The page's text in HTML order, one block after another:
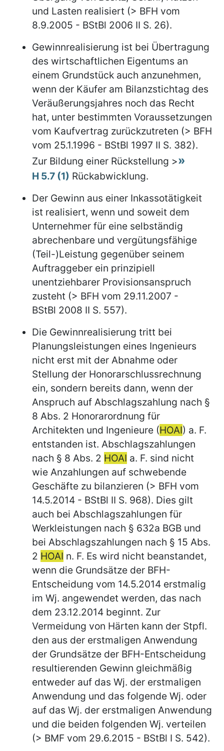
und Lasten realisiert (> BFH vom
8.9.2005 - BStBl 2006 II S. 26).
Gewinnrealisierung ist bei Übertragung
des wirtschaftlichen Eigentums an
einem Grundstück auch anzunehmen,
wenn der Käufer am Bilanzstichtag des
Veräußerungsjahres noch das Recht
hat, unter bestimmten Voraussetzungen
vom Kaufvertrag zurückzutreten (> BFH
vom 25.1.1996 - BStBl 1997 II S. 382).
Zur Bildung einer Rückstellung >
H 5.7 (1) Rückabwicklung.
Der Gewinn aus einer Inkassotätigkeit
ist realisiert, wenn und soweit dem
Unternehmer für eine selbständig
abrechenbare und vergütungsfähige
(Teil-)Leistung gegenüber seinem
Auftraggeber ein prinzipiell
unentziehbarer Provisionsanspruch
zusteht (> BFH vom 29.11.2007 -
BStBl 2008 II S. 557).
Die Gewinnrealisierung tritt bei
Planungsleistungen eines Ingenieurs
nicht erst mit der Abnahme oder
Stellung der Honorarschlussrechnung
ein, sondern bereits dann, wenn der
Anspruch auf Abschlagszahlung nach §
8 Abs. 2 Honorarordnung für
Architekten und Ingenieure (HOAI) a. F.
entstanden ist. Abschlagszahlungen
nach § 8 Abs. 2 HOAI a. F. sind nicht
wie Anzahlungen auf schwebende
Geschäfte zu bilanzieren (> BFH vom
14.5.2014 - BStBl II S. 968). Dies gilt
auch bei Abschlagszahlungen für
Werkleistungen nach § 632a BGB und
bei Abschlagszahlungen nach § 15 Abs.
2 HOAI n. F. Es wird nicht beanstandet,
wenn die Grundsätze der BFH-
Entscheidung vom 14.5.2014 erstmalig
im Wj. angewendet werden, das nach
dem 23.12.2014 beginnt. Zur
Vermeidung von Härten kann der Stpfl.
den aus der erstmaligen Anwendung
der Grundsätze der BFH-Entscheidung
resultierenden Gewinn gleichmäßig
entweder auf das Wj. der erstmaligen
Anwendung und das folgende Wj. oder
auf das Wj. der erstmaligen Anwendung
und die beiden folgenden Wj. verteilen
(> BMF vom 29.6.2015 - BStBl I S. 542).